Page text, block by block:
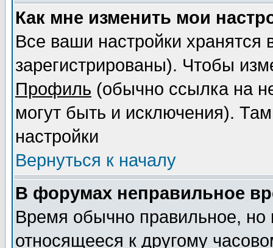
Как мне изменить мои
Все ваши настройки
зарегистрированы). Чтобы
Профиль (обычно ссылка на
могут быть и исключения).
настройки
Вернуться к началу
В форумах неправильное
Время обычно правильное,
относящееся к другому